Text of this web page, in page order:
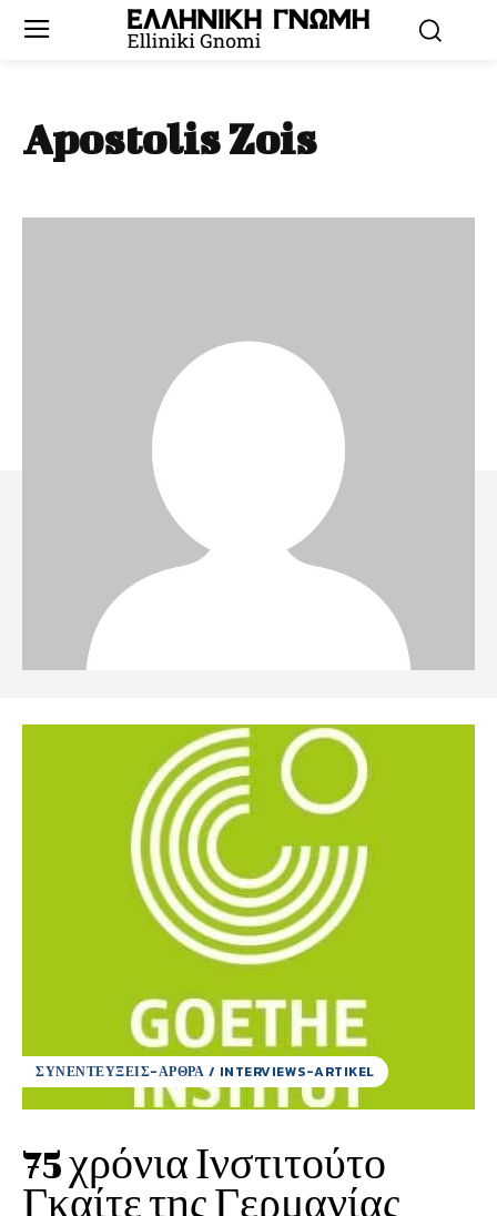
Apostolis Zois
ΣΥΝΕΝΤΕΥΞΕΙΣ-ΑΡΘΡΑ / INTERVIEWS-ARTIKEL
75 χρόνια Ινστιτούτο
Γκαίτε της Γερμανίας